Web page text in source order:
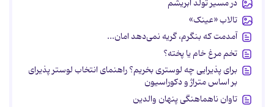
در مسیر تولد ابریشم
تالاب «عینک»
آمدمت که بنگرم، گریه نمی‌دهد امان...
تخم مرغ خام یا پخته؟
برای پذیرایی چه لوستری بخریم؟ راهنمای انتخاب لوستر پذیرای
بر اساس متراژ و دکوراسیون
تاوان ناهماهنگی پنهان والدین